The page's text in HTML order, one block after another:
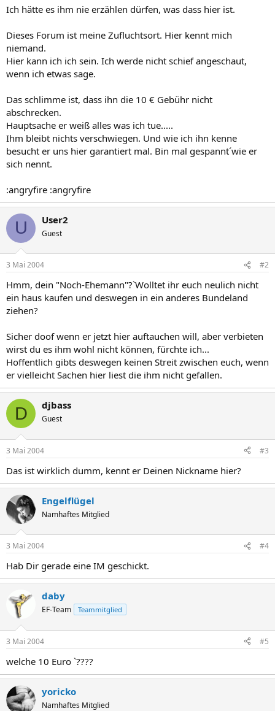
Ich hätte es ihm nie erzählen dürfen, was dass hier ist.
Dieses Forum ist meine Zufluchtsort. Hier kennt mich
niemand.
Hier kann ich ich sein. Ich werde nicht schief angeschaut,
wenn ich etwas sage.
Das schlimme ist, dass ihn die 10 € Gebühr nicht
abschrecken.
Hauptsache er weiß alles was ich tue.....
Ihm bleibt nichts verschwiegen. Und wie ich ihn kenne
besucht er uns hier garantiert mal. Bin mal gespannt´wie er
sich nennt.
:angryfire :angryfire
U User2
Guest
3 Mai 2004 #2
Hmm, dein "Noch-Ehemann"?`Wolltet ihr euch neulich nicht
ein haus kaufen und deswegen in ein anderes Bundeland
ziehen?
Sicher doof wenn er jetzt hier auftauchen will, aber verbieten
wirst du es ihm wohl nicht können, fürchte ich...
Hoffentlich gibts deswegen keinen Streit zwischen euch, wenn
er vielleicht Sachen hier liest die ihm nicht gefallen.
D djbass
Guest
3 Mai 2004 #3
Das ist wirklich dumm, kennt er Deinen Nickname hier?
Engelflügel
Namhaftes Mitglied
3 Mai 2004 #4
Hab Dir gerade eine IM geschickt.
daby
EF-Team Teammitglied
3 Mai 2004 #5
welche 10 Euro `????
yoricko
Namhaftes Mitglied